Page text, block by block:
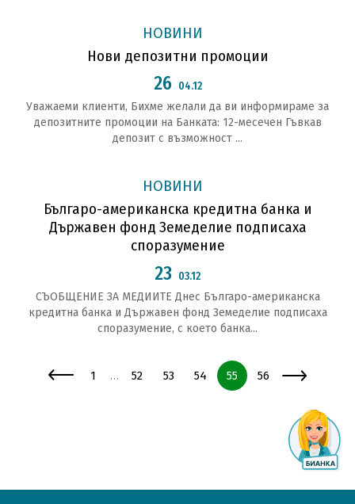
НОВИНИ
Нови депозитни промоции
26 04.12
Уважаеми клиенти, Бихме желали да ви информираме за
депозитните промоции на Банката: 12-месечен Гъвкав
депозит с възможност ...
НОВИНИ
Българо-американска кредитна банка и
Държавен фонд Земеделие подписаха
споразумение
23 03.12
СЪОБЩЕНИЕ ЗА МЕДИИТЕ Днес Българо-американска
кредитна банка и Държавен фонд Земеделие подписаха
споразумение, с което банка...
Страница
1 … Страница
52 Страница
53 Страница
54 Страница
55 Страница
56